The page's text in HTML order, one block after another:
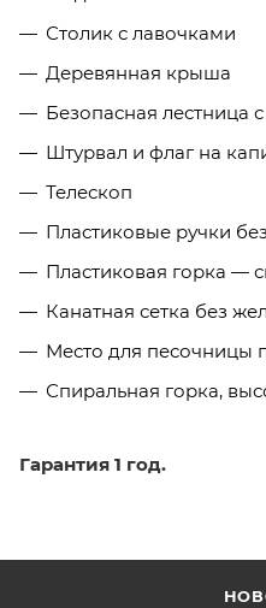
Столик с лавочками
Деревянная крыша
Безопасная лестница
Штурвал и флаг на
Телескоп
Пластиковые ручки
Пластиковая горка —
Канатная сетка без
Место для песочницы
Спиральная горка,
Гарантия 1 год.